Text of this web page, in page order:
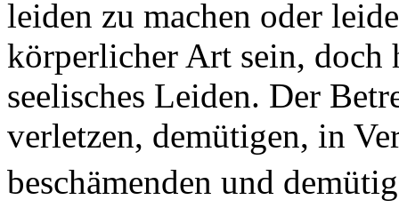
leiden zu machen oder
körperlicher Art sein, doch
seelisches Leiden. Der
verletzen, demütigen, in
beschämenden und